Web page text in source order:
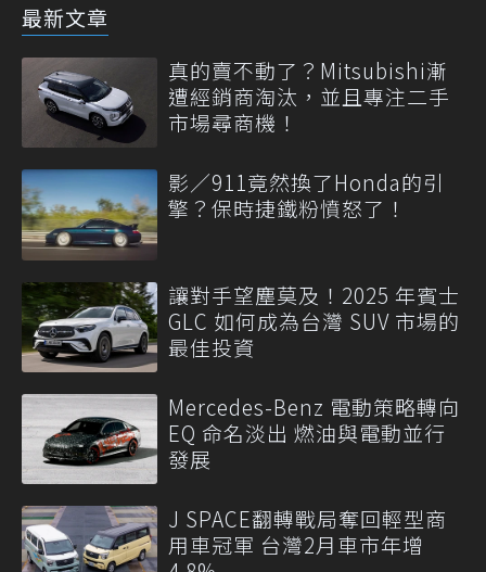
最新文章
真的賣不動了？Mitsubishi漸
遭經銷商淘汰，並且專注二手
市場尋商機！
影／911竟然換了Honda的引
擎？保時捷鐵粉憤怒了！
讓對手望塵莫及！2025 年賓士
GLC 如何成為台灣 SUV 市場的
最佳投資
Mercedes-Benz 電動策略轉向
EQ 命名淡出 燃油與電動並行
發展
J SPACE翻轉戰局奪回輕型商
用車冠軍 台灣2月車市年增